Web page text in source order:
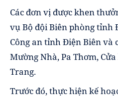
Các đơn vị được khen
vụ Bộ đội Biên phòng tỉnh
Công an tỉnh Điện Biên và
Mường Nhà, Pa Thơm,
Trang.
Trước đó, thực hiện kế